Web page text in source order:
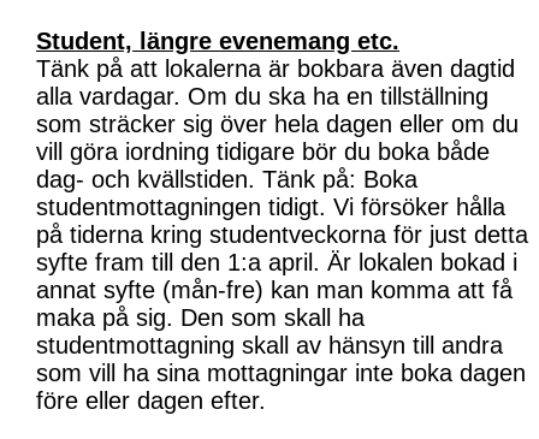
Student, längre evenemang etc.
Tänk på att lokalerna är bokbara även dagtid
alla vardagar. Om du ska ha en tillställning
som sträcker sig över hela dagen eller om du
vill göra iordning tidigare bör du boka både
dag- och kvällstiden. Tänk på: Boka
studentmottagningen tidigt. Vi försöker hålla
på tiderna kring studentveckorna för just detta
syfte fram till den 1:a april. Är lokalen bokad i
annat syfte (mån-fre) kan man komma att få
maka på sig. Den som skall ha
studentmottagning skall av hänsyn till andra
som vill ha sina mottagningar inte boka dagen
före eller dagen efter.